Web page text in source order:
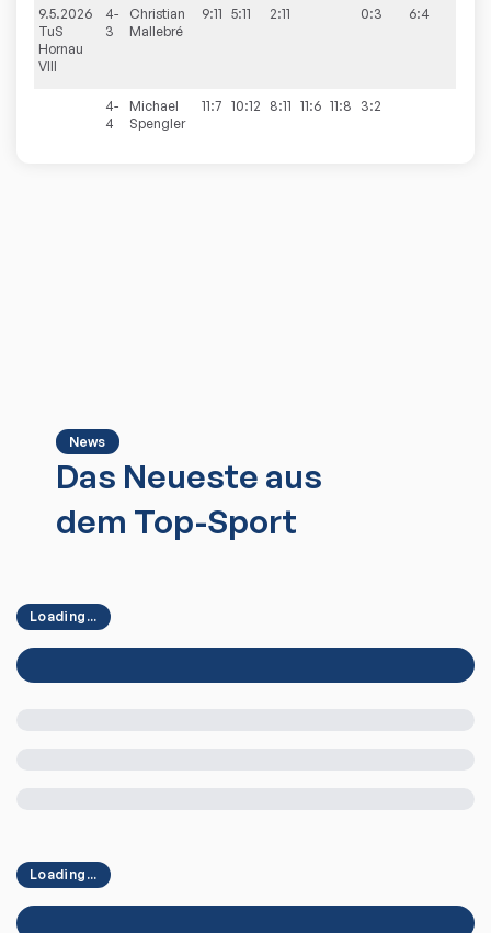
9.5.2026
TuS
Hornau
VIII
4-
3
Christian
Mallebré
9:11 5:11 2:11 0:3 6:4
4-
4
Michael
Spengler
11:7 10:12 8:11 11:6 11:8 3:2
News
Das Neueste aus
dem Top-Sport
Loading...
Loading...